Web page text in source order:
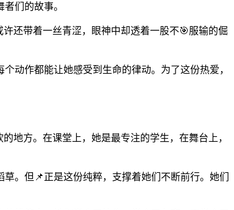
们的故事。
还带着一丝青涩，眼神中却透着一股不🎯服输的倔
动作都能让她感受到生命的律动。为了这份热爱，
地方。在课堂上，她是最专注的学生，在舞台上，
。但📌正是这份纯粹，支撑着她们不断前行。她们